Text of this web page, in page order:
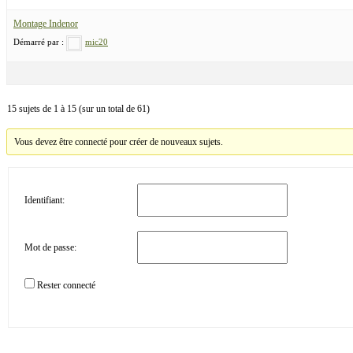
Montage Indenor
Démarré par : mic20
15 sujets de 1 à 15 (sur un total de 61)
Vous devez être connecté pour créer de nouveaux sujets.
Identifiant:
Mot de passe:
Rester connecté